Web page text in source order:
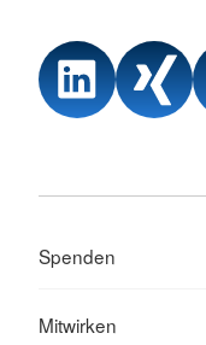
Spenden
Mitwirken